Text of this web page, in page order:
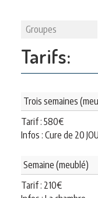
Groupes
Tarifs:
Trois semaines
Tarif : 580€
Infos : Cure de 20
Semaine (meublé)
Tarif : 210€